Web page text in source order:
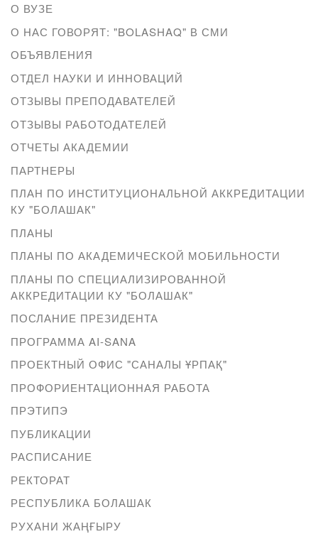
О ВУЗЕ
О НАС ГОВОРЯТ: "BOLASHAQ" В СМИ
ОБЪЯВЛЕНИЯ
ОТДЕЛ НАУКИ И ИННОВАЦИЙ
ОТЗЫВЫ ПРЕПОДАВАТЕЛЕЙ
ОТЗЫВЫ РАБОТОДАТЕЛЕЙ
ОТЧЕТЫ АКАДЕМИИ
ПАРТНЕРЫ
ПЛАН ПО ИНСТИТУЦИОНАЛЬНОЙ АККРЕДИТАЦИИ
КУ "БОЛАШАК"
ПЛАНЫ
ПЛАНЫ ПО АКАДЕМИЧЕСКОЙ МОБИЛЬНОСТИ
ПЛАНЫ ПО СПЕЦИАЛИЗИРОВАННОЙ
АККРЕДИТАЦИИ КУ "БОЛАШАК"
ПОСЛАНИЕ ПРЕЗИДЕНТА
ПРОГРАММА AI-SANA
ПРОЕКТНЫЙ ОФИС "САНАЛЫ ҰРПАҚ"
ПРОФОРИЕНТАЦИОННАЯ РАБОТА
ПРЭТИПЭ
ПУБЛИКАЦИИ
РАСПИСАНИЕ
РЕКТОРАТ
РЕСПУБЛИКА БОЛАШАК
РУХАНИ ЖАҢҒЫРУ